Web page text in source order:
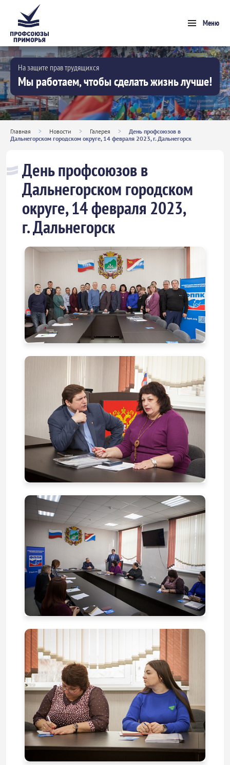
Меню
На защите прав трудящихся
Мы работаем, чтобы сделать жизнь лучше!
Главная > Новости > Галерея >
День профсоюзов в
Дальнегорском городском округе, 14 февраля 2023, г. Дальнегорск
День профсоюзов в
Дальнегорском городском
округе, 14 февраля 2023,
г. Дальнегорск